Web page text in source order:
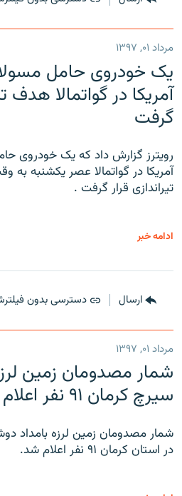
مرداد ۰۱, ۱۳۹۷
یک خودروی حامل
آمریکا در گواتمالا هدف
گرفت
رویترز گزارش داد که یک خودروی
آمریکا در گواتمالا عصر یکشنبه
تیراندازی قرار گرفت .
ادامه خبر
ارسال دسترسی بدون
مرداد ۰۱, ۱۳۹۷
شمار مصدومان زمین
سیرچ کرمان ۹۱ نفر اعلام شد
شمار مصدومان زمین لرزه بامداد
در استان کرمان ۹۱ نفر اعلام شد.